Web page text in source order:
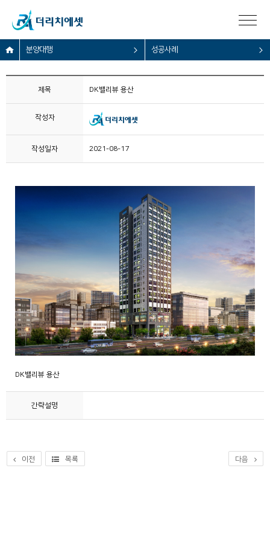
분양대행 성공사례
제목 DK밸리뷰 용산
작성자
작성일자 2021-08-17
DK밸리뷰 용산
간략설명
이전 목록 다음